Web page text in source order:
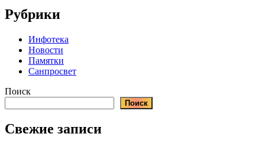
Рубрики
Инфотека
Новости
Памятки
Санпросвет
Поиск
Поиск
Свежие записи